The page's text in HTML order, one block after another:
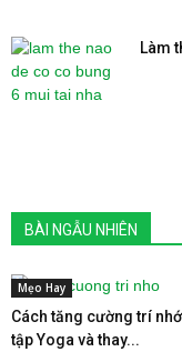
Làm
BÀI NGẪU NHIÊN
Mẹo Hay
Cách tăng cường trí
tập Yoga và thay...